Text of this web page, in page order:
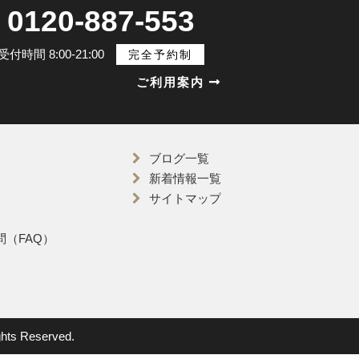
0120-887-553
付時間 8:00-21:00 完全予約制
ご利用案内
FAQ）
ブログ一覧
新着情報一覧
サイトマップ
Reserved.